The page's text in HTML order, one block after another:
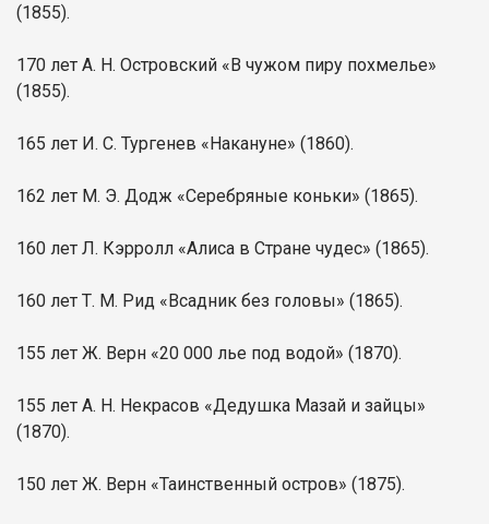
(1855).
170 лет А. Н. Островский «В чужом пиру похмелье»
(1855).
165 лет И. С. Тургенев «Накануне» (1860).
162 лет М. Э. Додж «Серебряные коньки» (1865).
160 лет Л. Кэрролл «Алиса в Стране чудес» (1865).
160 лет Т. М. Рид «Всадник без головы» (1865).
155 лет Ж. Верн «20 000 лье под водой» (1870).
155 лет А. Н. Некрасов «Дедушка Мазай и зайцы»
(1870).
150 лет Ж. Верн «Таинственный остров» (1875).